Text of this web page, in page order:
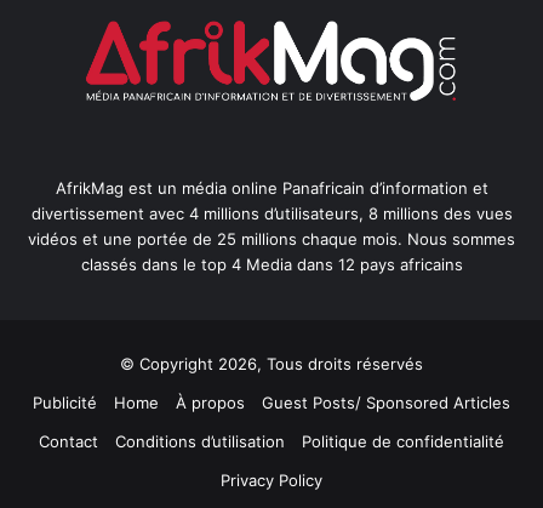
AfrikMag est un média online Panafricain d’information et
divertissement avec 4 millions d’utilisateurs, 8 millions des vues
vidéos et une portée de 25 millions chaque mois. Nous sommes
classés dans le top 4 Media dans 12 pays africains
© Copyright 2026, Tous droits réservés
Publicité
Home À propos
Guest Posts/ Sponsored Articles
Contact
Conditions d’utilisation
Politique de confidentialité
Privacy Policy